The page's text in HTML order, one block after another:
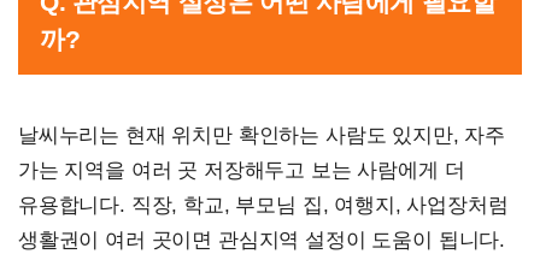
까?
날씨누리는 현재 위치만 확인하는 사람도 있지만, 자주
가는 지역을 여러 곳 저장해두고 보는 사람에게 더
유용합니다. 직장, 학교, 부모님 집, 여행지, 사업장처럼
생활권이 여러 곳이면 관심지역 설정이 도움이 됩니다.